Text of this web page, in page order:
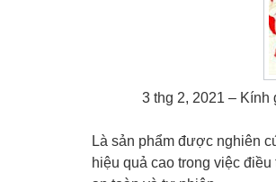
3 thg 2, 2021 –
Là sản phẩm được nghiên
hiệu quả cao trong việc